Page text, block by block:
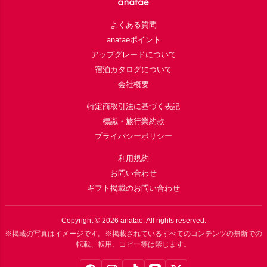
よくある質問
anataeポイント
アップグレードについて
宿泊カタログについて
会社概要
特定商取引法に基づく表記
標識・旅行業約款
プライバシーポリシー
利用規約
お問い合わせ
ギフト掲載のお問い合わせ
Copyright © 2026 anatae. All rights reserved.
※掲載の写真はイメージです。※掲載されているすべてのコンテンツの無断での
転載、転用、コピー等は禁じます。